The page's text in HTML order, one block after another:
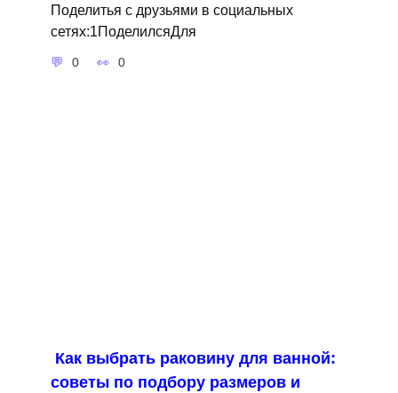
Поделитья с друзьями в социальных
сетях:1ПоделилсяДля
0 0
Как выбрать раковину для ванной:
советы по подбору размеров и